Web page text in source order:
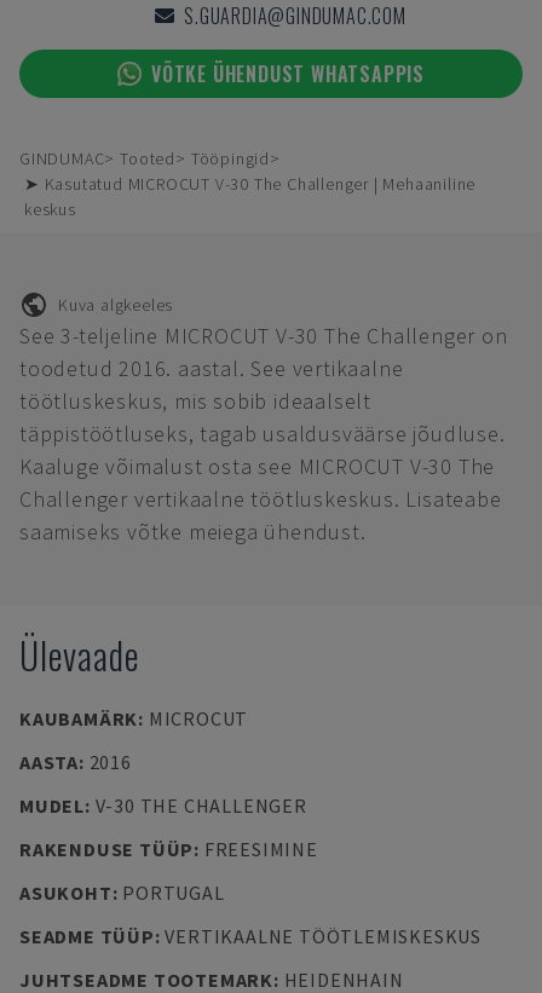
S.GUARDIA@GINDUMAC.COM
VÕTKE ÜHENDUST WHATSAPPIS
GINDUMAC Tooted
Tööpingid
➤ Kasutatud MICROCUT V-30 The Challenger | Mehaaniline
keskus
Kuva algkeeles
See 3-teljeline MICROCUT V-30 The Challenger on
toodetud 2016. aastal. See vertikaalne
töötluskeskus, mis sobib ideaalselt
täppistöötluseks, tagab usaldusväärse jõudluse.
Kaaluge võimalust osta see MICROCUT V-30 The
Challenger vertikaalne töötluskeskus. Lisateabe
saamiseks võtke meiega ühendust.
Ülevaade
KAUBAMÄRK: MICROCUT
AASTA: 2016
MUDEL: V-30 THE CHALLENGER
RAKENDUSE TÜÜP: FREESIMINE
ASUKOHT: PORTUGAL
SEADME TÜÜP:VERTIKAALNE TÖÖTLEMISKESKUS
JUHTSEADME TOOTEMARK: HEIDENHAIN